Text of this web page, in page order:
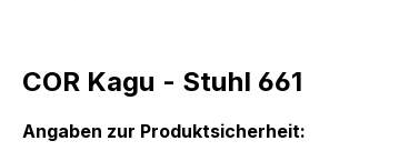
COR Kagu - Stuhl 661
Angaben zur Produktsicherheit: